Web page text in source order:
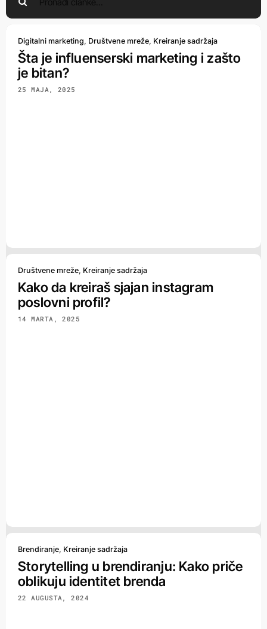
for:
Digitalni marketing, Društvene mreže, Kreiranje sadržaja
Šta je influenserski marketing i zašto
je bitan?
25 MAJA, 2025
Društvene mreže, Kreiranje sadržaja
Kako da kreiraš sjajan instagram
poslovni profil?
14 MARTA, 2025
Brendiranje, Kreiranje sadržaja
Storytelling u brendiranju: Kako priče
oblikuju identitet brenda
22 AUGUSTA, 2024